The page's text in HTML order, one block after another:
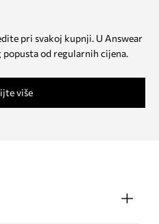
pri svakoj kupnji. U Answear
od regularnih cijena.
više